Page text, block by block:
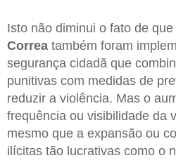
Isto não diminui o fato de
Correa também foram
segurança cidadã que
punitivas com medidas de
reduzir a violência. Mas o
frequência ou visibilidade da
mesmo que a expansão ou
ilícitas tão lucrativas como o